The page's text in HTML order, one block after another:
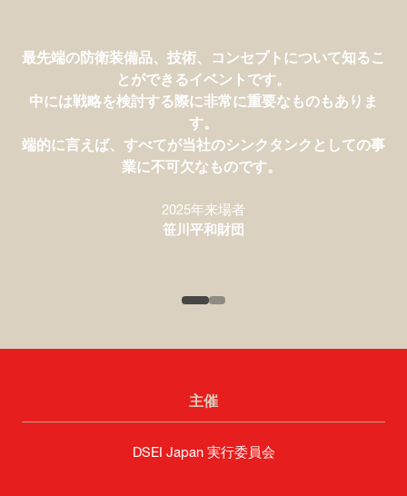
最先端の防衛装備品、技術、コンセプトについて知るこ
とができるイベントです。
中には戦略を検討する際に非常に重要なものもありま
す。
端的に言えば、すべてが当社のシンクタンクとしての事
業に不可欠なものです。
2025年来場者
笹川平和財団
が、
露出を獲得できる非常に優れた機会でした。
海外からの多くの来場者や、取引につながりそうな方々
とお会いでき、
国際展開を目指す当社にとって弾みとなりました。
また、海外での関係構築により、
業界に新たな見地を提供することができます。
2025年出展者
主催
DSEI Japan 実行委員会